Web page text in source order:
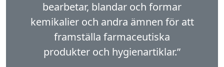
bearbetar, blandar och formar
kemikalier och andra ämnen för att
framställa farmaceutiska
produkter och hygienartiklar.”